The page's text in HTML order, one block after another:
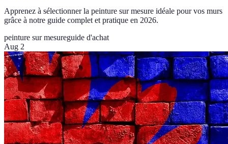
Apprenez à sélectionner la peinture sur mesure idéale pour vos murs
grâce à notre guide complet et pratique en 2026.
peinture sur mesureguide d'achat
Aug 2